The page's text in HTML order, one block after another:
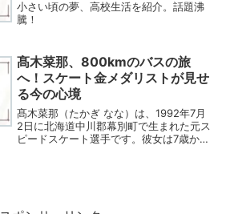
小さい頃の夢、高校生活を紹介。話題沸
騰！
髙木菜那、800kmのバスの旅
へ！スケート金メダリストが見せ
る今の心境
髙木菜那（たかぎ なな）は、1992年7月
2日に北海道中川郡幕別町で生まれた元ス
ピードスケート選手です。彼女は7歳から